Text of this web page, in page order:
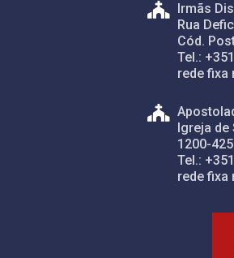
Irmãs
Rua
Cód.
Tel.:
rede fixa
Igreja de
1200-
Tel.:
rede fixa